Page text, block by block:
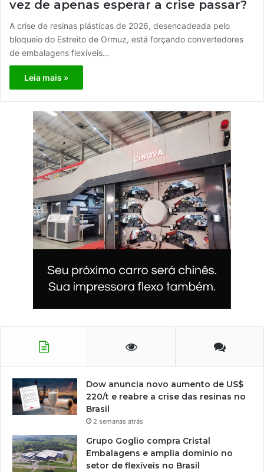
vez de apenas esperar a crise passar?
A crise de resinas plásticas de 2026, desencadeada pelo
bloqueio do Estreito de Ormuz, está forçando convertedores
de embalagens flexíveis…
Leia mais »
Dow anuncia novo aumento de US$
220/t e reabre a crise das resinas no
Brasil
2 semanas atrás
Grupo Goglio compra Cristal
Embalagens e amplia domínio no
setor de flexíveis no Brasil